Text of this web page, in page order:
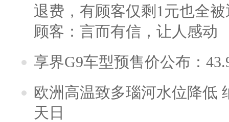
退费，有顾客仅剩1元也全
顾客：言而有信，让人感动
享界G9车型预售价公布：
欧洲高温致多瑙河水位降低
天日